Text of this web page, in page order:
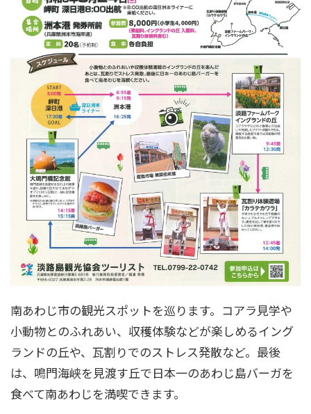
南あわじ市の観光スポットを巡ります。コアラ見学や
小動物とのふれあい、収穫体験などが楽しめるイング
ランドの丘や、瓦割りでのストレス発散など。最後
は、鳴門海峡を見渡す丘で日本一のあわじ島バーガを
食べて南あわじを満喫できます。